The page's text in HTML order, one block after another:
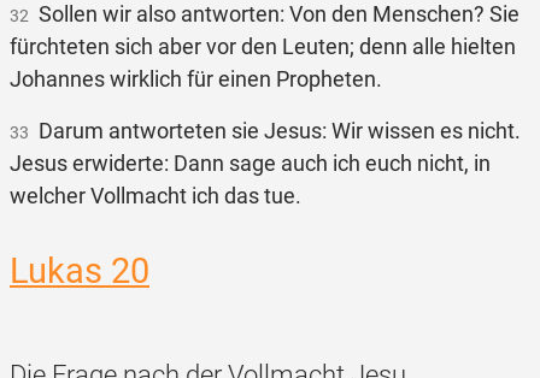
32 Sollen wir also antworten: Von den Menschen? Sie
fürchteten sich aber vor den Leuten; denn alle hielten
Johannes wirklich für einen Propheten.
33 Darum antworteten sie Jesus: Wir wissen es nicht.
Jesus erwiderte: Dann sage auch ich euch nicht, in
welcher Vollmacht ich das tue.
Lukas 20